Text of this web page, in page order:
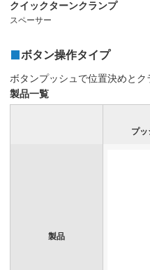
クイックターンクランプ
スペーサー
ボタン操作タイプ
ボタンプッシュで位置決めとク
製品一覧
プ
製品